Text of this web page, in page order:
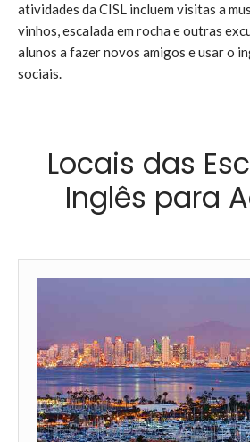
atividades da CISL incluem visitas a
vinhos, escalada em rocha e outras
alunos a fazer novos amigos e usar o
sociais.
Locais das
Inglês para